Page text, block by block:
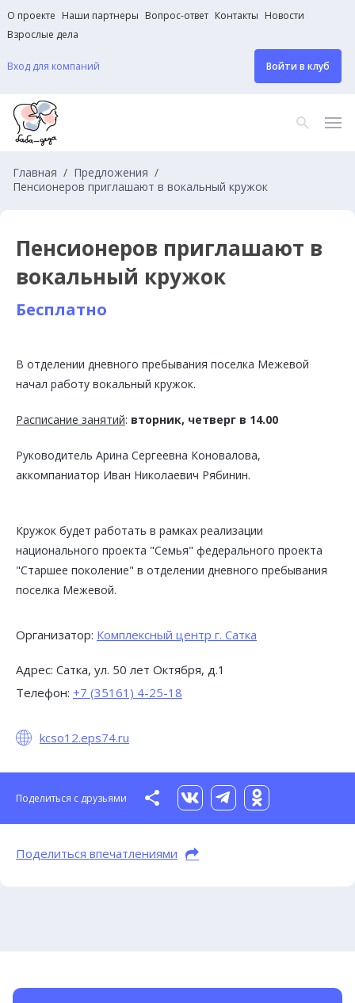
О проекте Наши партнеры Вопрос-ответ Контакты Новости
Взрослые дела
Вход для компаний Войти в клуб
Главная
Предложения
Пенсионеров приглашают в вокальный кружок
Пенсионеров приглашают в
вокальный кружок
Бесплатно
В отделении дневного пребывания поселка Межевой
начал работу вокальный кружок.
Расписание занятий: вторник, четверг в 14.00
Руководитель Арина Сергеевна Коновалова,
аккомпаниатор Иван Николаевич Рябинин.
Кружок будет работать в рамках реализации
национального проекта "Семья" федерального проекта
"Старшее поколение" в отделении дневного пребывания
поселка Межевой.
Организатор: Комплексный центр г. Сатка
Адрес: Сатка, ул. 50 лет Октября, д.1
Телефон: +7 (35161) 4-25-18
kcso12.eps74.ru
Поделиться с друзьями
Поделиться впечатлениями
Поделиться впечатлениями
Категория:
Предложение: